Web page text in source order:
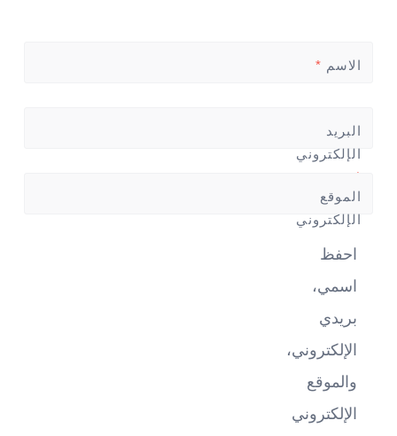
الاسم *
البريد
الإلكتروني
*
الموقع
الإلكتروني
احفظ
اسمي،
بريدي
الإلكتروني،
والموقع
الإلكتروني